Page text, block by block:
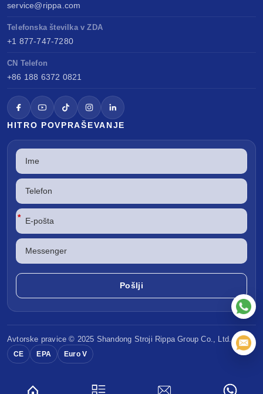
service@rippa.com
Telefonska številka v ZDA
+1 877-747-7280
CN Telefon
+86 188 6372 0821
HITRO POVPRAŠEVANJE
*
Avtorske pravice © 2025 Shandong Stroji RippaGroup Co., Ltd.
CE EPA Euro V